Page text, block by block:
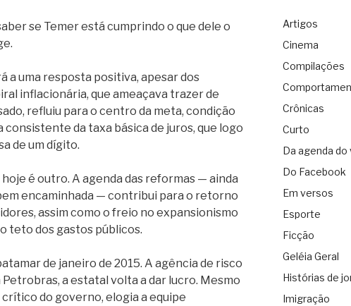
se Temer está cumprindo o que dele o
a uma resposta positiva, apesar dos
inflacionária, que ameaçava trazer de
refluiu para o centro da meta, condição
consistente da taxa básica de juros, que logo
de um dígito.
é outro. A agenda das reformas — ainda
encaminhada — contribui para o retorno
assim como o freio no expansionismo
teto dos gastos públicos.
de janeiro de 2015. A agência de risco
Petrobras, a estatal volta a dar lucro. Mesmo
crítico do governo, elogia a equipe
Artigos
Cinema
Compilações
Crônicas
Curto
Da agenda do
Do Facebook
Em versos
Esporte
Ficção
Geléia Geral
Histórias de
Imigração